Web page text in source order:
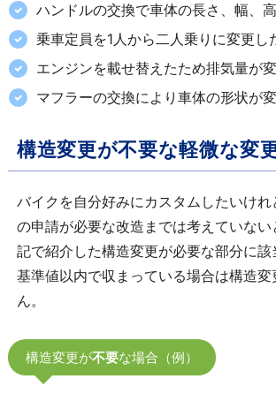
ハンドルの交換で車体の長さ、幅、
乗車定員を1人から二人乗りに変更し
エンジンを載せ替えたため排気量が
マフラーの交換により車体の形状が
構造変更が不要な軽微な変
バイクを自分好みにカスタムしたいけ
の申請が必要な改造までは考えていな
記で紹介した構造変更が必要な部分に該
基準値以内で収まっている場合は構造
ん。
構造変更が不要な場合（例）